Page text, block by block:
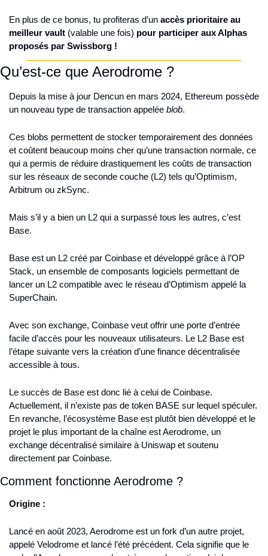
En plus de ce bonus, tu profiteras d’un accès prioritaire au
meilleur vault (valable une fois) pour participer aux Alphas
proposés par Swissborg !
Qu’est-ce que Aerodrome ?
Depuis la mise à jour Dencun en mars 2024, Ethereum possède
un nouveau type de transaction appelée blob.
Ces blobs permettent de stocker temporairement des données
et coûtent beaucoup moins cher qu’une transaction normale, ce
qui a permis de réduire drastiquement les coûts de transaction
sur les réseaux de seconde couche (L2) tels qu’Optimism,
Arbitrum ou zkSync.
Mais s’il y a bien un L2 qui a surpassé tous les autres, c’est
Base.
Base est un L2 créé par Coinbase et développé grâce à l’OP
Stack, un ensemble de composants logiciels permettant de
lancer un L2 compatible avec le réseau d’Optimism appelé la
SuperChain.
Avec son exchange, Coinbase veut offrir une porte d’entrée
facile d’accès pour les nouveaux utilisateurs. Le L2 Base est
l’étape suivante vers la création d’une finance décentralisée
accessible à tous.
Le succès de Base est donc lié à celui de Coinbase.
Actuellement, il n’existe pas de token BASE sur lequel spéculer.
En revanche, l’écosystème Base est plutôt bien développé et le
projet le plus important de la chaîne est Aerodrome, un
exchange décentralisé similaire à Uniswap et soutenu
directement par Coinbase.
Comment fonctionne Aerodrome ?
Origine :
Lancé en août 2023, Aerodrome est un fork d’un autre projet,
appelé Velodrome et lancé l’été précédent. Cela signifie que le